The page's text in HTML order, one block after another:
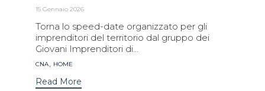
15 Gennaio 2026
Torna lo speed-date organizzato per gli
imprenditori del territorio dal gruppo dei
Giovani Imprenditori di...
Tags
CNA, HOME
Read More